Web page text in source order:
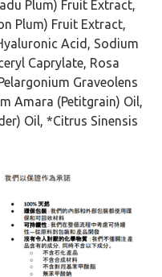
Plum) Fruit Extract,
Plum) Fruit Extract,
Acid, Sodium
Caprylate, Rosa
Graveolens
Amara (Petitgrain) Oil,
Oil, *Citrus Sinensis